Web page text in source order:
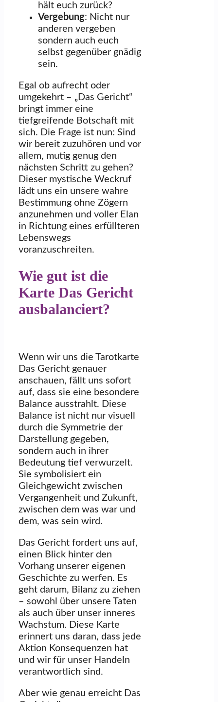
hält euch zurück?
Vergebung: Nicht nur
anderen vergeben
sondern auch euch
selbst gegenüber gnädig
sein.
Egal ob aufrecht oder
umgekehrt – „Das Gericht“
bringt immer eine
tiefgreifende Botschaft mit
sich. Die Frage ist nun: Sind
wir bereit zuzuhören und vor
allem, mutig genug den
nächsten Schritt zu gehen?
Dieser mystische Weckruf
lädt uns ein unsere wahre
Bestimmung ohne Zögern
anzunehmen und voller Elan
in Richtung eines erfüllteren
Lebenswegs
voranzuschreiten.
Wie gut ist die
Karte Das Gericht
ausbalanciert?
Wenn wir uns die Tarotkarte
Das Gericht genauer
anschauen, fällt uns sofort
auf, dass sie eine besondere
Balance ausstrahlt. Diese
Balance ist nicht nur visuell
durch die Symmetrie der
Darstellung gegeben,
sondern auch in ihrer
Bedeutung tief verwurzelt.
Sie symbolisiert ein
Gleichgewicht zwischen
Vergangenheit und Zukunft,
zwischen dem was war und
dem, was sein wird.
Das Gericht fordert uns auf,
einen Blick hinter den
Vorhang unserer eigenen
Geschichte zu werfen. Es
geht darum, Bilanz zu ziehen
– sowohl über unsere Taten
als auch über unser inneres
Wachstum. Diese Karte
erinnert uns daran, dass jede
Aktion Konsequenzen hat
und wir für unser Handeln
verantwortlich sind.
Aber wie genau erreicht Das